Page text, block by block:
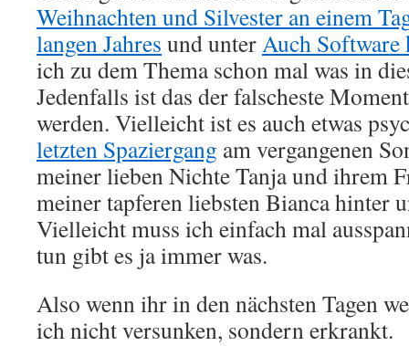
Weihnachten und Silvester an einem
langen Jahres und unterAuch Software
ich zu dem Thema schon mal was in
Jedenfalls ist das der falscheste
werden. Vielleicht ist es auch etwas
letzten Spaziergang am vergangenen
meiner lieben Nichte Tanja und ihrem
meiner tapferen liebsten Bianca hinter
Vielleicht muss ich einfach mal
tun gibt es ja immer was.
Also wenn ihr in den nächsten Tagen
ich nicht versunken, sondern erkrankt.